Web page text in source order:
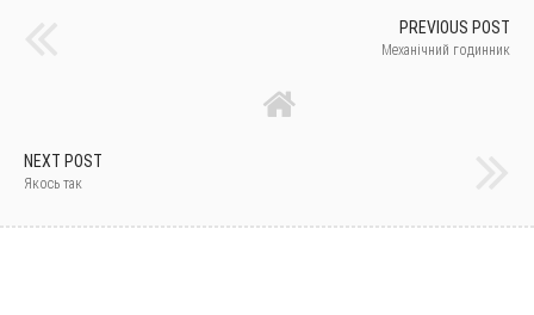
PREVIOUS POST
Механічний годинник
NEXT POST
Якось так